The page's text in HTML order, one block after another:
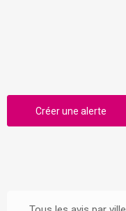
Créer une alerte